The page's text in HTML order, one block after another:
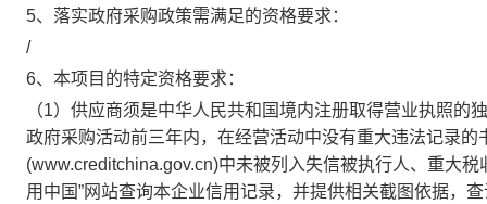
5、落实政府采购政策需满足的资格要求：
/
6、本项目的特定资格要求：
（1）供应商须是中华人民共和国境内注册取得营业执照
政府采购活动前三年内，在经营活动中没有重大违法记录的
(www.creditchina.gov.cn)中未被列入失信被执行人、重大
用中国”网站查询本企业信用记录，并提供相关截图依据，